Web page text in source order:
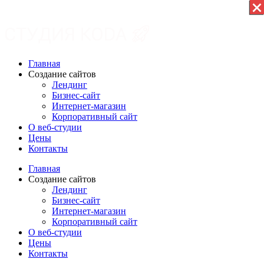
Главная
Создание сайтов
Лендинг
Бизнес-сайт
Интернет-магазин
Корпоративный сайт
О веб-студии
Цены
Контакты
Главная
Создание сайтов
Лендинг
Бизнес-сайт
Интернет-магазин
Корпоративный сайт
О веб-студии
Цены
Контакты
×
×
×
×
×
×
×
×
×
×
×